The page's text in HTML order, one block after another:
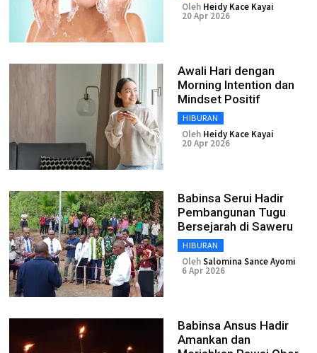
Oleh Heidy Kace Kayai
20 Apr 2026
Awali Hari dengan
Morning Intention dan
Mindset Positif
HIBURAN
Oleh Heidy Kace Kayai
20 Apr 2026
Babinsa Serui Hadir
Pembangunan Tugu
Bersejarah di Saweru
HIBURAN
OlehSalomina Sance Ayomi
6 Apr 2026
Babinsa Ansus Hadir
Amankan dan